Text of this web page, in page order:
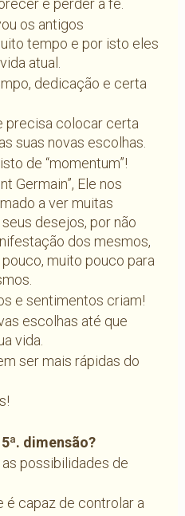
e perder a fé.
os antigos
tempo e por isto eles
atual.
dedicação e certa
precisa colocar certa
suas novas escolhas.
de “momentum”!
Germain”, Ele nos
a ver muitas
desejos, por não
dos mesmos,
muito pouco para
e sentimentos criam!
escolhas até que
vida.
ser mais rápidas do
dimensão?
as possibilidades de
é capaz de controlar a